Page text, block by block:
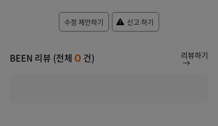
수정 제안하기 신고 하기
BEEN 리뷰 (전체 0 건) 리뷰하기